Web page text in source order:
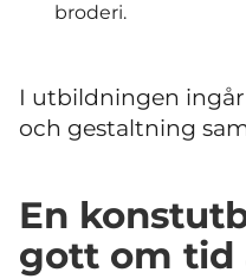
broderi.
I utbildningen
och gestaltning
En
gott om tid